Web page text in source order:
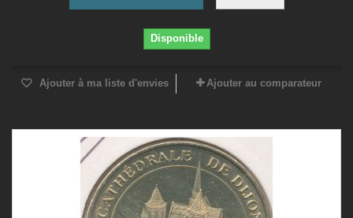
Disponible
Ajouter à ma liste d'envies Ajouter au comparateur